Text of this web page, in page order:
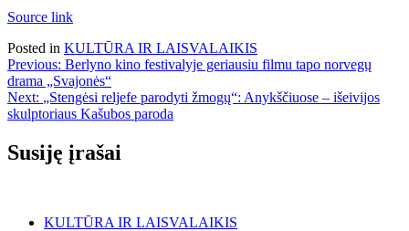
Source link
Posted in KULTŪRA IR LAISVALAIKIS
Navigacija
tarp
įrašų
Previous: Berlyno kino festivalyje geriausiu filmu tapo norvegų
drama „Svajonės“
Next: „Stengėsi reljefe parodyti žmogų“: Anykščiuose – išeivijos
skulptoriaus Kašubos paroda
Susiję įrašai
KULTŪRA IR LAISVALAIKIS